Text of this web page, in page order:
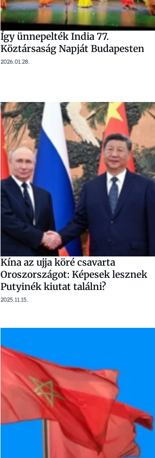
Így ünnepelték India 77.
Köztársaság Napját Budapesten
2026.01.28.
Kína az ujja köré csavarta
Oroszországot: Képesek lesznek
Putyinék kiutat találni?
2025.11.15.